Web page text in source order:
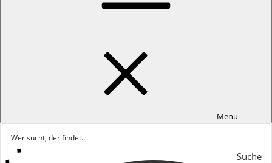
Menü
Suche